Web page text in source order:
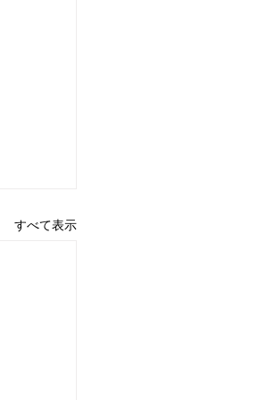
すべて表示